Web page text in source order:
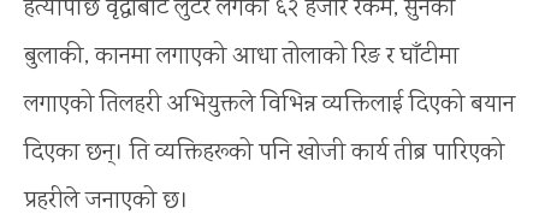
हत्यापछि वृद्धाबाट लुटेर लगेको ६२ हजार रकम, सुनको
बुलाकी, कानमा लगाएको आधा तोलाको रिङ र घाँटीमा
लगाएको तिलहरी अभियुक्तले विभिन्न व्यक्तिलाई दिएको बयान
दिएका छन्। ति व्यक्तिहरूको पनि खोजी कार्य तीब्र पारिएको
प्रहरीले जनाएको छ।